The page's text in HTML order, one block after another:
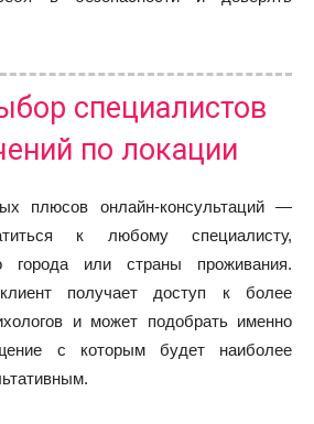
специалистов
по локации
плюсов онлайн-консультаций —
к любому специалисту,
города или страны проживания.
получает доступ к более
и может подобрать именно
с которым будет наиболее